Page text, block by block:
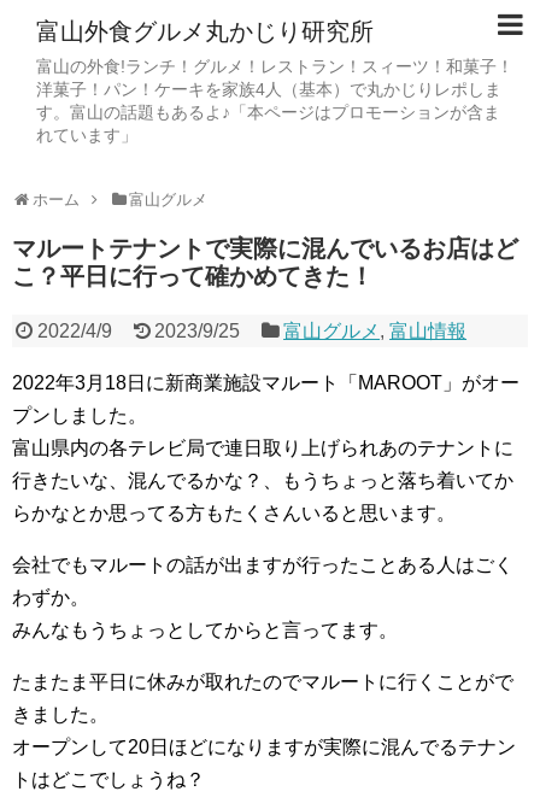
富山外食グルメ丸かじり研究所
富山の外食!ランチ！グルメ！レストラン！スィーツ！和菓子！
洋菓子！パン！ケーキを家族4人（基本）で丸かじりレポしま
す。富山の話題もあるよ♪「本ページはプロモーションが含ま
れています」
ホーム 富山グルメ
マルートテナントで実際に混んでいるお店はど
こ？平日に行って確かめてきた！
2022/4/9 2023/9/25 富山グルメ ,富山情報
2022年3月18日に新商業施設マルート「MAROOT」がオー
プンしました。
富山県内の各テレビ局で連日取り上げられあのテナントに
行きたいな、混んでるかな？、もうちょっと落ち着いてか
らかなとか思ってる方もたくさんいると思います。
会社でもマルートの話が出ますが行ったことある人はごく
わずか。
みんなもうちょっとしてからと言ってます。
たまたま平日に休みが取れたのでマルートに行くことがで
きました。
オープンして20日ほどになりますが実際に混んでるテナン
トはどこでしょうね？